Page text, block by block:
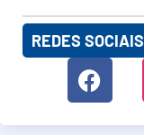
REDES SOCIAIS